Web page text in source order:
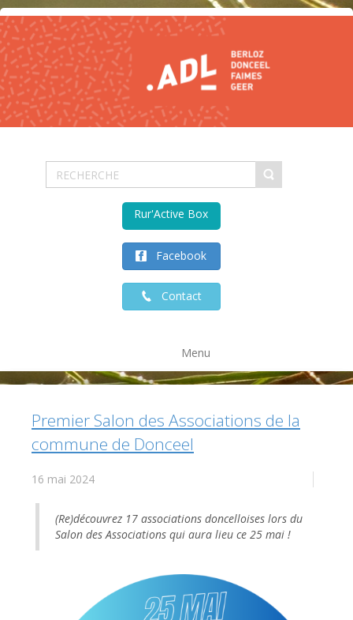
Facebook
Contact
Rur'Active Box
Menu
Premier Salon des Associations de la
commune de Donceel
16 mai 2024
(Re)découvrez 17 associations doncelloises lors du
Salon des Associations qui aura lieu ce 25 mai !